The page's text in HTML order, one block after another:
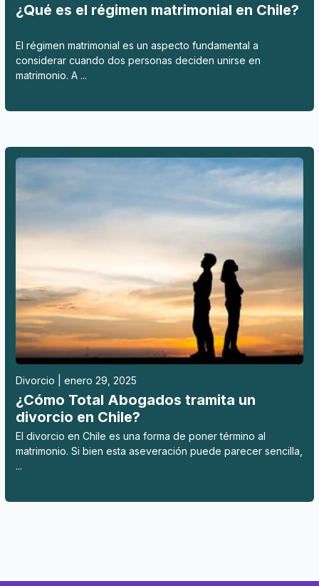
¿Qué es el régimen matrimonial en Chile?
El régimen matrimonial es un aspecto fundamental a
considerar cuando dos personas deciden unirse en
matrimonio. A ...
Divorcio | enero 29, 2025
¿Cómo Total Abogados tramita un
divorcio en Chile?
El divorcio en Chile es una forma de poner término al
matrimonio. Si bien esta aseveración puede parecer sencilla,
...